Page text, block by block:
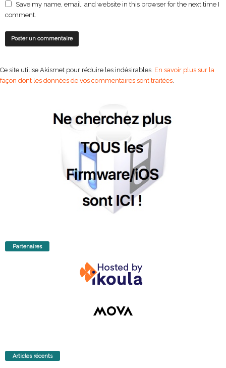
Save my name, email, and website in this browser for the next time I
comment.
Ce site utilise Akismet pour réduire les indésirables. En savoir plus sur la
façon dont les données de vos commentaires sont traitées.
Partenaires
Articles récents